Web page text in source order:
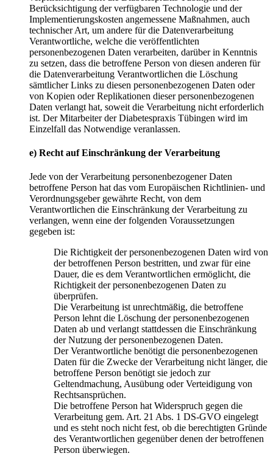
Berücksichtigung der verfügbaren Technologie und der
Implementierungskosten angemessene Maßnahmen, auch
technischer Art, um andere für die Datenverarbeitung
Verantwortliche, welche die veröffentlichten
personenbezogenen Daten verarbeiten, darüber in Kenntnis
zu setzen, dass die betroffene Person von diesen anderen für
die Datenverarbeitung Verantwortlichen die Löschung
sämtlicher Links zu diesen personenbezogenen Daten oder
von Kopien oder Replikationen dieser personenbezogenen
Daten verlangt hat, soweit die Verarbeitung nicht erforderlich
ist. Der Mitarbeiter der Diabetespraxis Tübingen wird im
Einzelfall das Notwendige veranlassen.
e) Recht auf Einschränkung der Verarbeitung
Jede von der Verarbeitung personenbezogener Daten
betroffene Person hat das vom Europäischen Richtlinien- und
Verordnungsgeber gewährte Recht, von dem
Verantwortlichen die Einschränkung der Verarbeitung zu
verlangen, wenn eine der folgenden Voraussetzungen
gegeben ist:
Die Richtigkeit der personenbezogenen Daten wird von
der betroffenen Person bestritten, und zwar für eine
Dauer, die es dem Verantwortlichen ermöglicht, die
Richtigkeit der personenbezogenen Daten zu
überprüfen.
Die Verarbeitung ist unrechtmäßig, die betroffene
Person lehnt die Löschung der personenbezogenen
Daten ab und verlangt stattdessen die Einschränkung
der Nutzung der personenbezogenen Daten.
Der Verantwortliche benötigt die personenbezogenen
Daten für die Zwecke der Verarbeitung nicht länger, die
betroffene Person benötigt sie jedoch zur
Geltendmachung, Ausübung oder Verteidigung von
Rechtsansprüchen.
Die betroffene Person hat Widerspruch gegen die
Verarbeitung gem. Art. 21 Abs. 1 DS-GVO eingelegt
und es steht noch nicht fest, ob die berechtigten Gründe
des Verantwortlichen gegenüber denen der betroffenen
Person überwiegen.